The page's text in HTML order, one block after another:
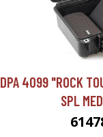
DPA 4099 "ROCK
SPL